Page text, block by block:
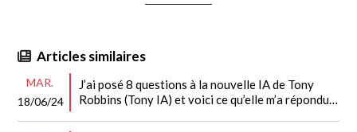
Articles similaires
MAR.
18/06/24
J’ai posé 8 questions à la nouvelle IA de Tony
Robbins (Tony IA) et voici ce qu’elle m’a répondu…